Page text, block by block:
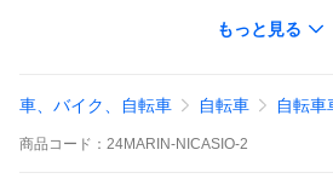
カセット ： Shimano 10-Speed, 11-34T
Ready
2 × 10 speed
もっと見る
車、バイク、自転車 自転車 自転車
商品 コード： 24MARIN-NICASIO-2